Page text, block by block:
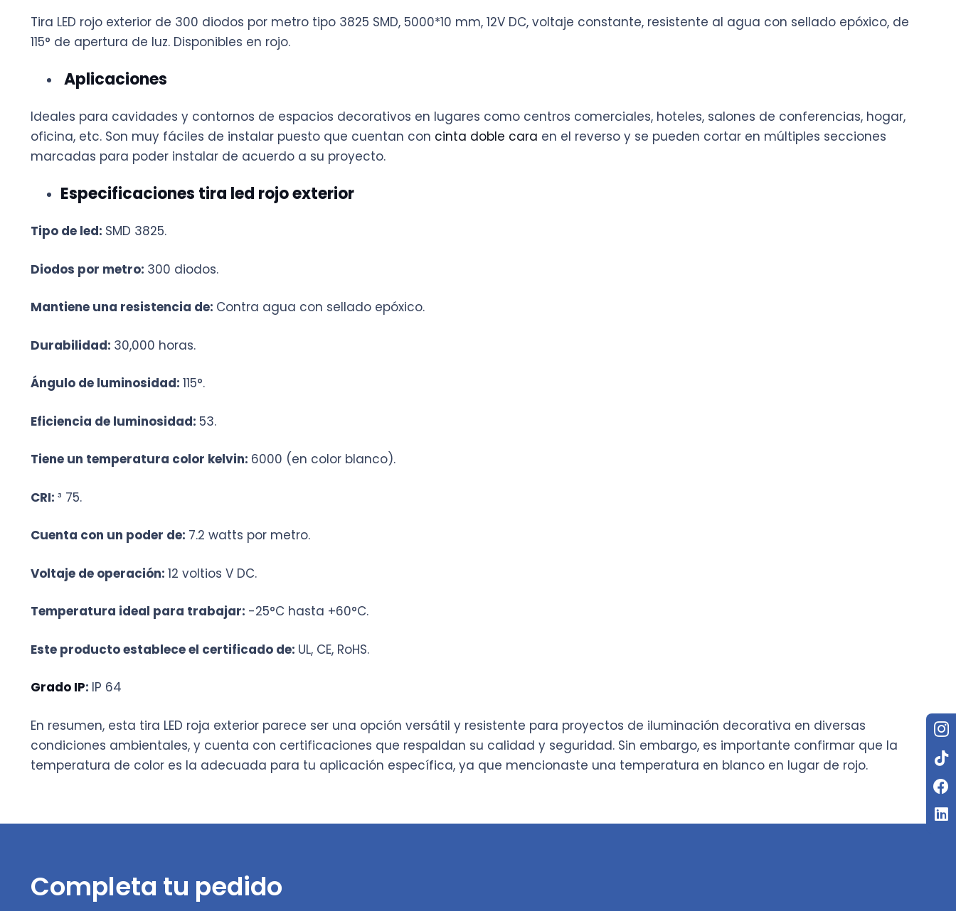
Tira LED rojo exterior de 300 diodos por metro tipo 3825 SMD, 5000*10 mm, 12V DC, voltaje constante, resistente al agua con sellado epóxico, de
115° de apertura de luz. Disponibles en rojo.
Aplicaciones
Ideales para cavidades y contornos de espacios decorativos en lugares como centros comerciales, hoteles, salones de conferencias, hogar,
oficina, etc. Son muy fáciles de instalar puesto que cuentan con cinta doble cara en el reverso y se pueden cortar en múltiples secciones
marcadas para poder instalar de acuerdo a su proyecto.
Especificaciones tira led rojo exterior
Tipo de led: SMD 3825.
Diodos por metro: 300 diodos.
Mantiene una resistencia de: Contra agua con sellado epóxico.
Durabilidad: 30,000 horas.
Ángulo de luminosidad: 115°.
Eficiencia de luminosidad: 53.
Tiene un temperatura color kelvin: 6000 (en color blanco).
CRI: ³ 75.
Cuenta con un poder de: 7.2 watts por metro.
Voltaje de operación: 12 voltios V DC.
Temperatura ideal para trabajar: -25°C hasta +60°C.
Este producto establece el certificado de: UL, CE, RoHS.
Grado IP: IP 64
En resumen, esta tira LED roja exterior parece ser una opción versátil y resistente para proyectos de iluminación decorativa en diversas
condiciones ambientales, y cuenta con certificaciones que respaldan su calidad y seguridad. Sin embargo, es importante confirmar que la
temperatura de color es la adecuada para tu aplicación específica, ya que mencionaste una temperatura en blanco en lugar de rojo.
Completa tu pedido